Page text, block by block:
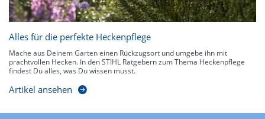
Alles für die perfekte Heckenpflege
Mache aus Deinem Garten einen Rückzugsort und umgebe ihn mit
prachtvollen Hecken. In den STIHL Ratgebern zum Thema Heckenpflege
findest Du alles, was Du wissen musst.
Artikel ansehen